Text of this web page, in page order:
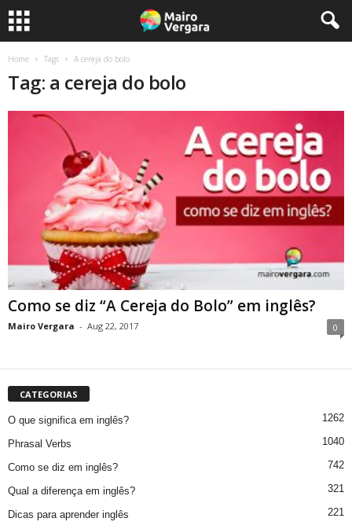
Home Tags A cereja do bolo
Tag: a cereja do bolo
Como se diz “A Cereja do Bolo” em inglês?
Mairo Vergara - Aug 22, 2017 0
CATEGORIAS
O que significa em inglês? 1262
Phrasal Verbs 1040
Como se diz em inglês? 742
Qual a diferença em inglês? 321
Dicas para aprender inglês 221